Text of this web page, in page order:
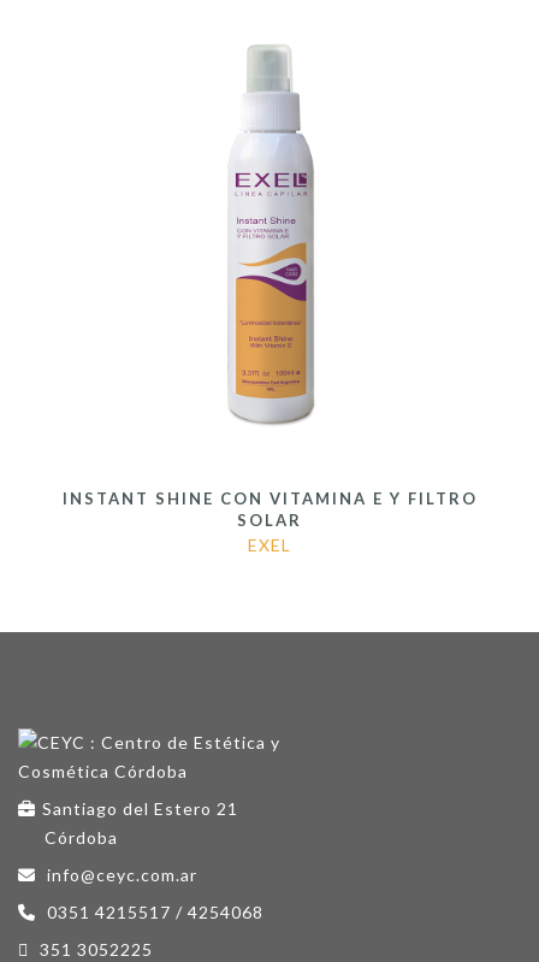
INSTANT SHINE CON VITAMINA E Y FILTRO
SOLAR
EXEL
Santiago del Estero 21
Córdoba
info@ceyc.com.ar
0351 4215517 / 4254068
351 3052225